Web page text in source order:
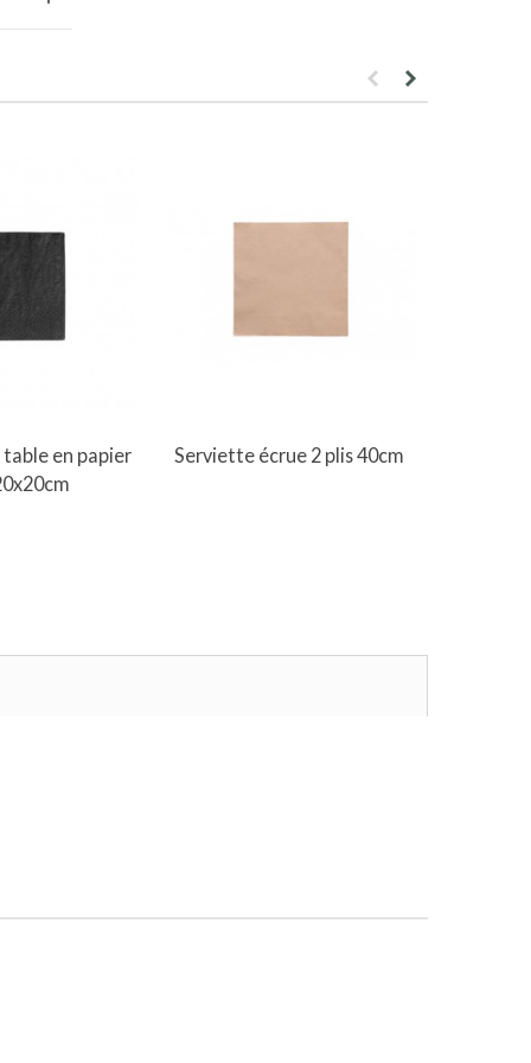
en papier
Ajouter au panier
Serviette écrue 2 plis 40cm